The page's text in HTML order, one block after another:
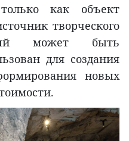
как объект
творческого
может быть
для создания
новых